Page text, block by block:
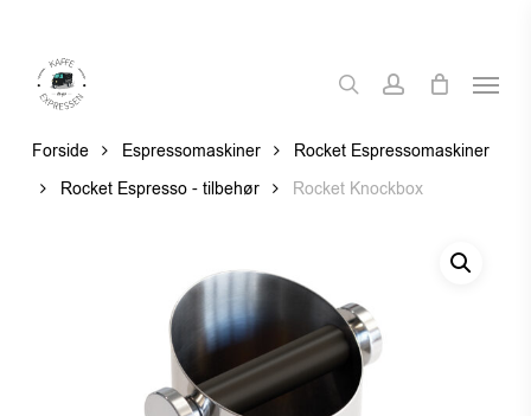
content
searchaccount
Menu
Forside Espressomaskiner
Rocket Espressomaskiner
Rocket Espresso - tilbehør
Rocket Knockbox